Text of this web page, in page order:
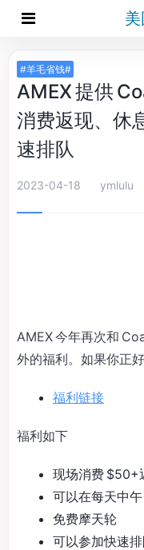
#羊毛省钱#
AMEX 提供
消费返现、休
速排队
2023-04-18 ymlulu
AMEX 今年再次和
外的福利。如果你正
福利链接
福利如下
现场消费 $50+
可以在每天中
免费摩天轮
可以参加快速